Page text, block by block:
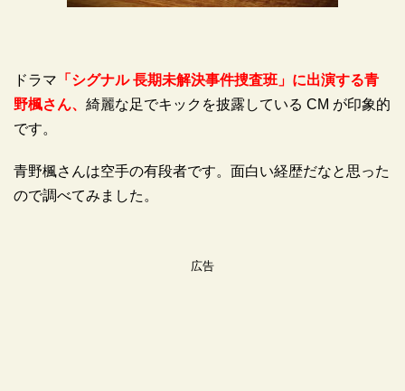
ドラマ 「シグナル 長期未解決事件捜査班」に出演する青
野楓さん、 綺麗な足でキックを披露している CM が印象的
です。
青野楓さんは空手の有段者です。面白い経歴だなと思った
ので調べてみました。
広告